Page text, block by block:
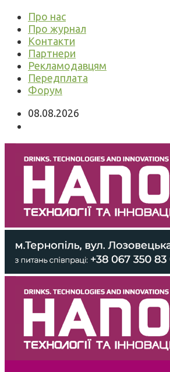
Про нас
Про журнал
Контакти
Партнери
Рекламодавцям
Передплата
Форум
08.08.2026